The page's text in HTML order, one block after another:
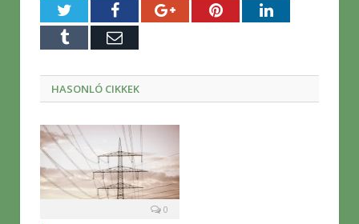
TwitterFacebookGoogle+PinterestLinkedIn
Tumblr E-
HASONLÓ CIKKEK
0